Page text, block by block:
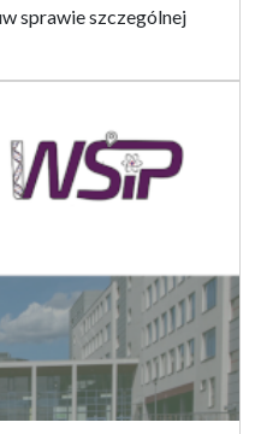
sprawie szczególnej